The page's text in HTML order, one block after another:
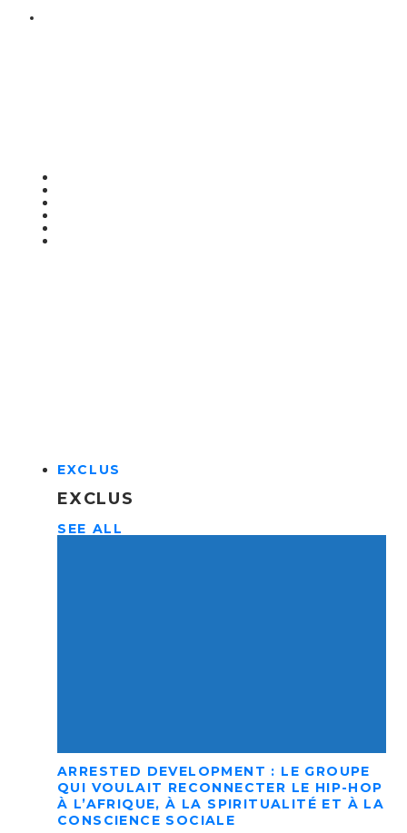
EXCLUS
EXCLUS
SEE ALL
ARRESTED DEVELOPMENT : LE GROUPE
QUI VOULAIT RECONNECTER LE HIP-HOP
À L’AFRIQUE, À LA SPIRITUALITÉ ET À LA
CONSCIENCE SOCIALE